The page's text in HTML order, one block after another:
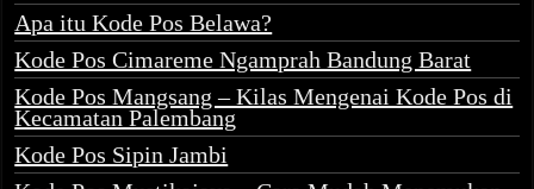
Apa itu Kode Pos Belawa?
Kode Pos Cimareme Ngamprah Bandung Barat
Kode Pos Mangsang – Kilas Mengenai Kode Pos di
Kecamatan Palembang
Kode Pos Sipin Jambi